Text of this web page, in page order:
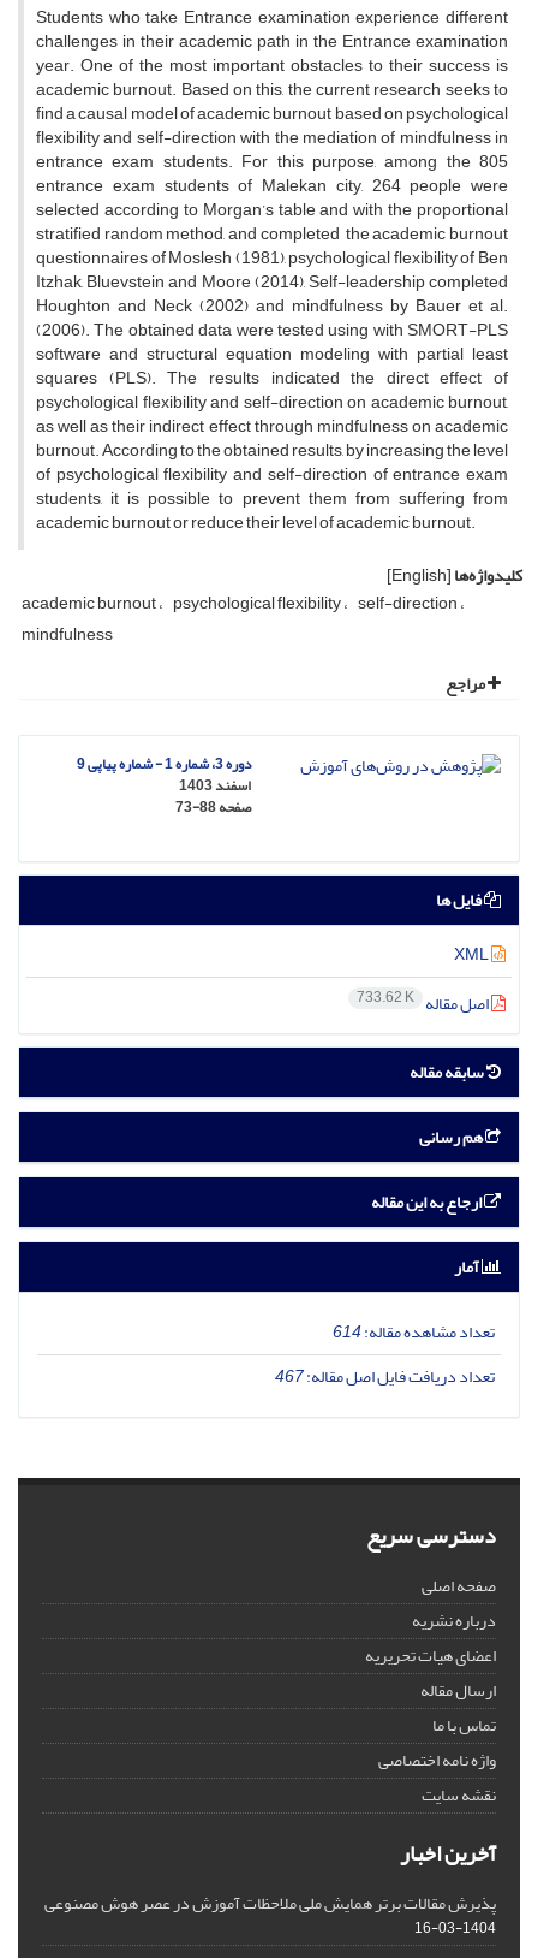
Students who take Entrance examination experience different
challenges in their academic path in the Entrance examination
year. One of the most important obstacles to their success is
academic burnout. Based on this, the current research seeks to
find a causal model of academic burnout based on psychological
flexibility and self-direction with the mediation of mindfulness in
entrance exam students. For this purpose, among the 805
entrance exam students of Malekan city, 264 people were
selected according to Morgan’s table and with the proportional
stratified random method, and completed the academic burnout
questionnaires of Moslesh (1981), psychological flexibility of Ben
Itzhak, Bluevstein and Moore (2014), Self-leadership completed
Houghton and Neck (2002) and mindfulness by Bauer et al.
(2006). The obtained data were tested using with SMORT-PLS
software and structural equation modeling with partial least
squares (PLS). The results indicated the direct effect of
psychological flexibility and self-direction on academic burnout,
as well as their indirect effect through mindfulness on academic
burnout. According to the obtained results, by increasing the level
of psychological flexibility and self-direction of entrance exam
students, it is possible to prevent them from suffering from
academic burnout or reduce their level of academic burnout.
کلیدواژه‌ها[English]
academic burnout psychological flexibility self-direction
mindfulness
مراجع
دوره 3، شماره 1 - شماره پیاپی 9
اسفند 1403
صفحه73-88
فایل ها
اصل مقاله 733.62 K
سابقه مقاله
هم رسانی
ارجاع به این مقاله
آمار
تعداد مشاهده مقاله:614
تعداد دریافت فایل اصل مقاله:467
دسترسی سریع
صفحه اصلی
درباره نشریه
اعضای هیات تحریریه
ارسال مقاله
تماس با ما
واژه نامه اختصاصی
نقشه سایت
آخرین اخبار
پذیرش مقالات برتر همایش ملی ملاحظات آموزش در عصر هوش مصنوعی
1404-03-16